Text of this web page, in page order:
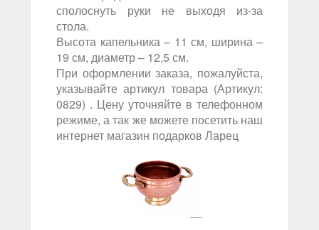
сполоснуть руки не выходя из-за
стола.
Высота капельника – 11 см, ширина –
19 см, диаметр – 12,5 см.
При оформлении заказа, пожалуйста,
указывайте артикул товара (Артикул:
0829) . Цену уточняйте в телефонном
режиме, а так же можете посетить наш
интернет магазин подарков Ларец